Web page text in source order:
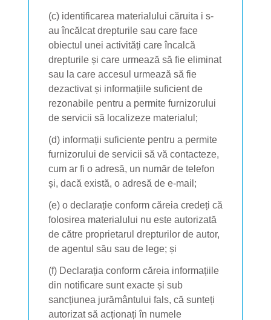
(c) identificarea materialului căruita i s-
au încălcat drepturile sau care face
obiectul unei activități care încalcă
drepturile și care urmează să fie eliminat
sau la care accesul urmează să fie
dezactivat și informațiile suficient de
rezonabile pentru a permite furnizorului
de servicii să localizeze materialul;
(d) informații suficiente pentru a permite
furnizorului de servicii să vă contacteze,
cum ar fi o adresă, un număr de telefon
și, dacă există, o adresă de e-mail;
(e) o declarație conform căreia credeți că
folosirea materialului nu este autorizată
de către proprietarul drepturilor de autor,
de agentul său sau de lege; și
(f) Declarația conform căreia informațiile
din notificare sunt exacte și sub
sancțiunea jurământului fals, că sunteți
autorizat să acționați în numele